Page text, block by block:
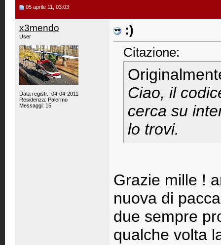
05 aprile 11, 03:03
x3mendo
User
Data registr.: 04-04-2011
Residenza: Palermo
Messaggi: 15
:)
Citazione:
Ciao, il
cerca su
lo trovi.
Grazie mille !
nuova di
due sempre
qualche volta